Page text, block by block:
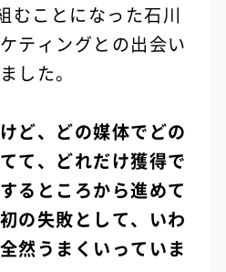
むことになった石川
ティングとの出会い
した。
ど、どの媒体でどの
て、どれだけ獲得で
るところから進めて
の失敗として、いわ
然うまくいっていま